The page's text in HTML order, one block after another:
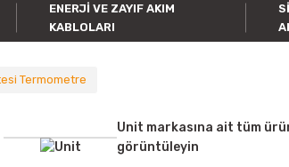
ENERJI VE ZAYIF AKIM
KABLOLARI
Termometre
Unit markasına ait tüm
görüntüleyin